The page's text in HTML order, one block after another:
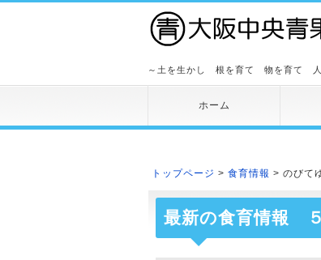
～土を生かし 根を育て 物を育て 人
ホーム
トップページ > 食育情報 > のびて
最新の食育情報